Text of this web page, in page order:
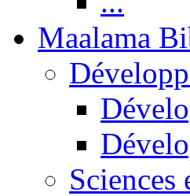
Maalama
Sciences